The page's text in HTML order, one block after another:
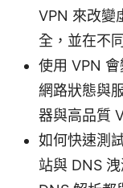
VPN 來改變
全，並在不
使用 VPN
網路狀態與
器與高品質
如何快速測
站與 DNS